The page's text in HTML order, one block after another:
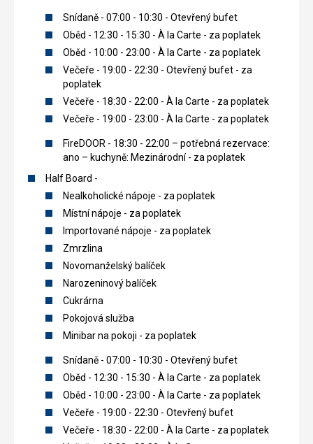
Snídaně - 07:00 - 10:30 - Otevřený bufet
Oběd - 12:30 - 15:30 - À la Carte - za poplatek
Oběd - 10:00 - 23:00 - À la Carte - za poplatek
Večeře - 19:00 - 22:30 - Otevřený bufet - za
poplatek
Večeře - 18:30 - 22:00 - À la Carte - za poplatek
Večeře - 19:00 - 23:00 - À la Carte - za poplatek
FireDOOR - 18:30 - 22:00 – potřebná rezervace:
ano – kuchyně: Mezinárodní - za poplatek
Half Board -
Nealkoholické nápoje - za poplatek
Místní nápoje - za poplatek
Importované nápoje - za poplatek
Zmrzlina
Novomanželský balíček
Narozeninový balíček
Cukrárna
Pokojová služba
Minibar na pokoji - za poplatek
Snídaně - 07:00 - 10:30 - Otevřený bufet
Oběd - 12:30 - 15:30 - À la Carte - za poplatek
Oběd - 10:00 - 23:00 - À la Carte - za poplatek
Večeře - 19:00 - 22:30 - Otevřený bufet
Večeře - 18:30 - 22:00 - À la Carte - za poplatek